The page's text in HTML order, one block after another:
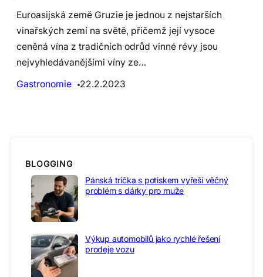
Euroasijská země Gruzie je jednou z nejstarších
vinařských zemí na světě, přičemž její vysoce
ceněná vína z tradičních odrůd vinné révy jsou
nejvyhledávanějšími víny ze…
Gastronomie
22.2.2023
BLOGGING
Pánská trička s potiskem vyřeší věčný
problém s dárky pro muže
Výkup automobilů jako rychlé řešení
prodeje vozu